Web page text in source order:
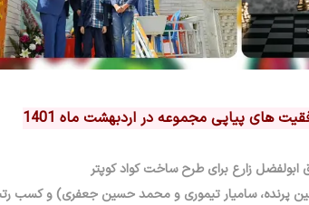
های پیاپی مجموعه در اردبهشت ماه 1401
پرنده، سامیار تیموری و محمد حسین جعفری) و کسب